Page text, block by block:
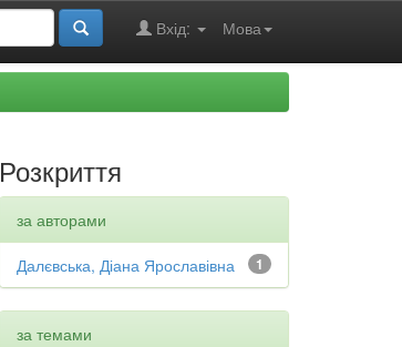
Мова
Вхід:
Розкриття
за авторами
1
Далєвська, Діана Ярославівна
за темами